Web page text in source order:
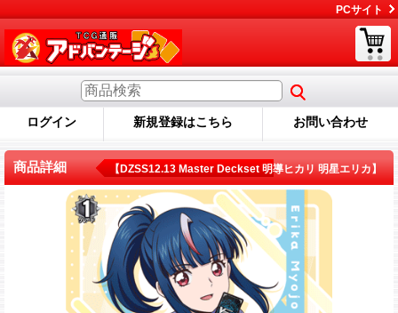
PCサイト
ログイン 新規登録はこちら お問い合わせ
商品詳細 【DZSS12.13 Master Deckset 明導ヒカリ 明星エリカ】